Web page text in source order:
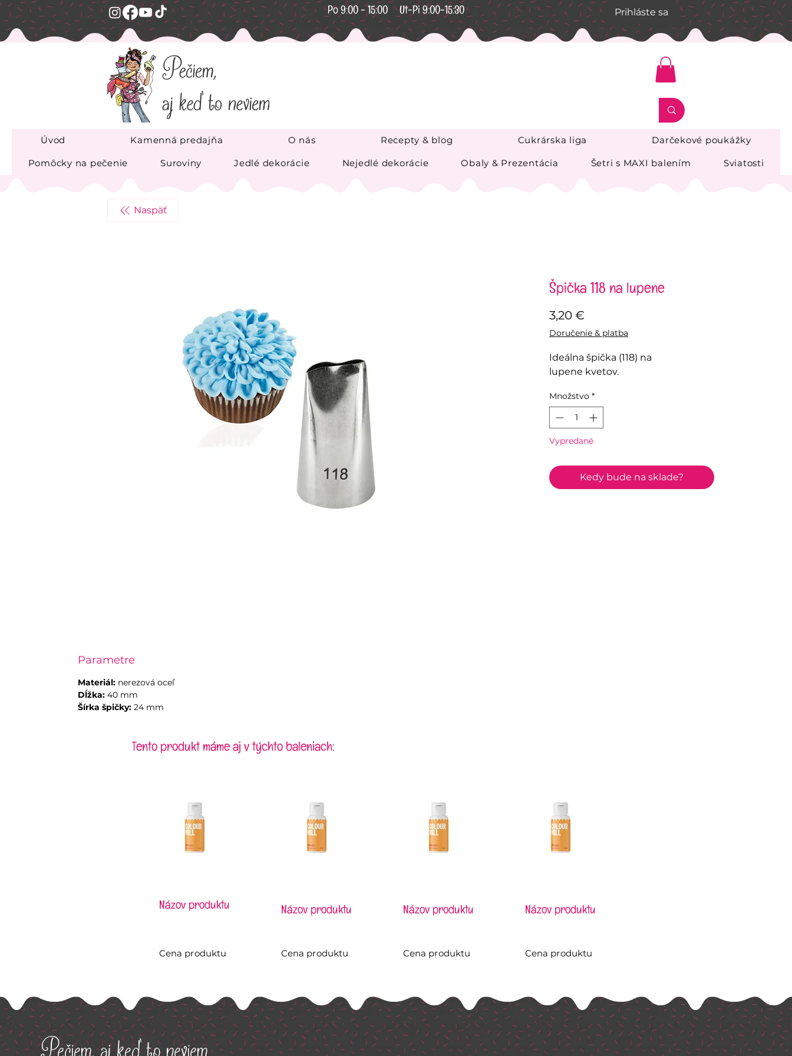
Po 9:00 - 15:00 Ut-Pi 9:00-15:30 Prihláste sa
Úvod Kamenná predajňa O nás Recepty & blog Cukrárska liga Darčekové poukážky
Pomôcky na pečenie Suroviny Jedlé dekorácie Nejedlé dekorácie Obaly & Prezentácia Šetri s MAXI balením Sviatosti
Naspäť
Špička 118 na lupene
3,20 €
Doručenie & platba
Ideálna špička (118) na
lupene kvetov.
Množstvo *
Vypredané
Kedy bude na sklade?
Parametre
Materiál: nerezová oceľ
Dĺžka: 40 mm
Šírka špičky: 24 mm
Tento produkt máme aj v týchto baleniach:
Názov produktu
Cena produktu
Názov produktu
Cena produktu
Názov produktu
Cena produktu
Názov produktu
Cena produktu